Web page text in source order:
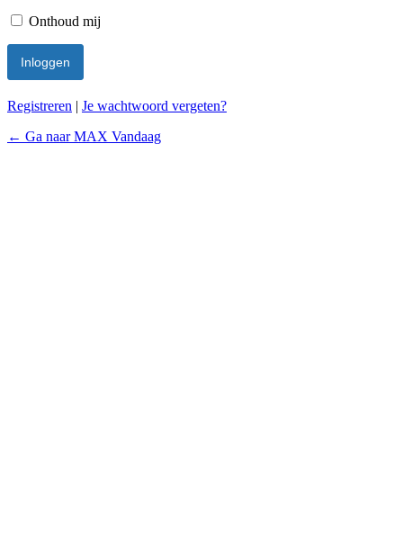
Onthoud mij
Registreren | Je wachtwoord vergeten?
← Ga naar MAX Vandaag